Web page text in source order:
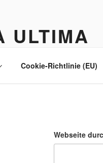
ULTIMA
Cookie-Richtlinie (EU)
Webseite